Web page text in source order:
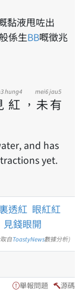
黏液甩咗出
係生BB嘅徵兆
紅
hung4
， 未
mei6
有
jau5
and has
yet.
透紅 眼紅紅
見錢眼開
自ToastyNews數據分析)
舉報問題 源碼